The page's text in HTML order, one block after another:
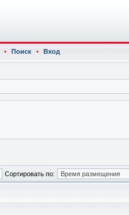
• Поиск • Вход
Сортировать по: